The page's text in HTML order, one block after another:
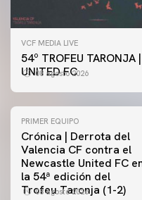
VCF MEDIA LIVE
54º TROFEU TARONJA
UNITED FC
08 agosto 2026
PRIMER EQUIPO
Crónica | Derrota del
Valencia CF contra el
Newcastle United FC
la 54ª edición del
Trofeu Taronja (1-2)
08 agosto 2026